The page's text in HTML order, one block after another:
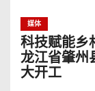
媒体
科技赋能乡
龙江省肇州
大开工